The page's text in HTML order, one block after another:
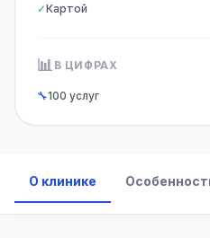
✓Картой
📊 В ЦИФРАХ
🔧100 услуг
О клинике